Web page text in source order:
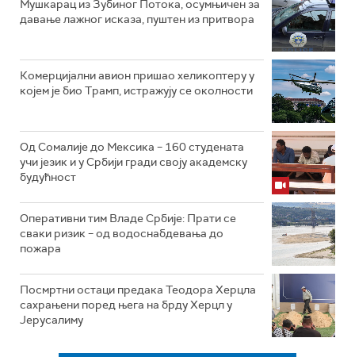
Мушкарац из Зубиног Потока, осумњичен за
давање лажног исказа, пуштен из притвора
Комерцијални авион пришао хеликоптеру у
којем је био Трамп, истражују се околности
Од Сомалије до Мексика – 160 студената
учи језик и у Србији гради своју академску
будућност
Оперативни тим Владе Србије: Прати се
сваки ризик – од водоснабдевања до
пожара
Посмртни остаци предака Теодора Херцла
сахрањени поред њега на брду Херцл у
Јерусалиму